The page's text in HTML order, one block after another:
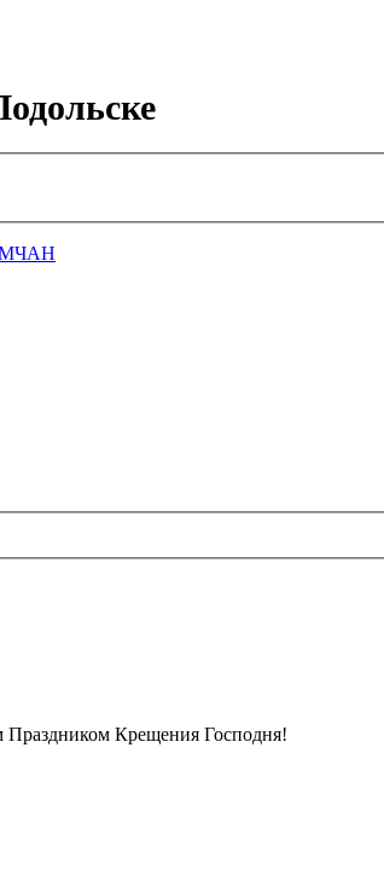
Праздником Крещения Господня!